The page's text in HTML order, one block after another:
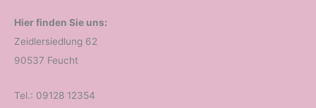
Hier finden Sie uns:
Zeidlersiedlung 62
90537 Feucht
Tel.: 09128 12354